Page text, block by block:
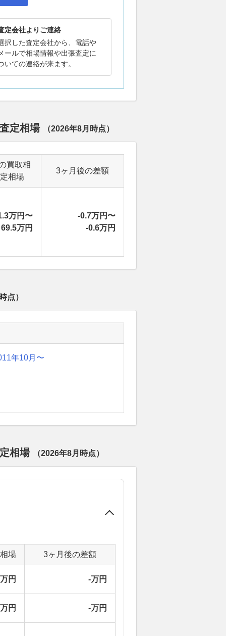
定会社よりご連絡
択した査定会社から、電話や
ールで相場情報や出張査定に
いての連絡が来ます。
定相場 （2026年8月 時点）
買取相
相場
3ヶ月後の差額
万円〜
69.5万円
-0.7万円〜
-0.6万円
点）
年10月〜
相場 （2026年8月 時点）
場 3ヶ月後の差額
円 -万円
円 -万円